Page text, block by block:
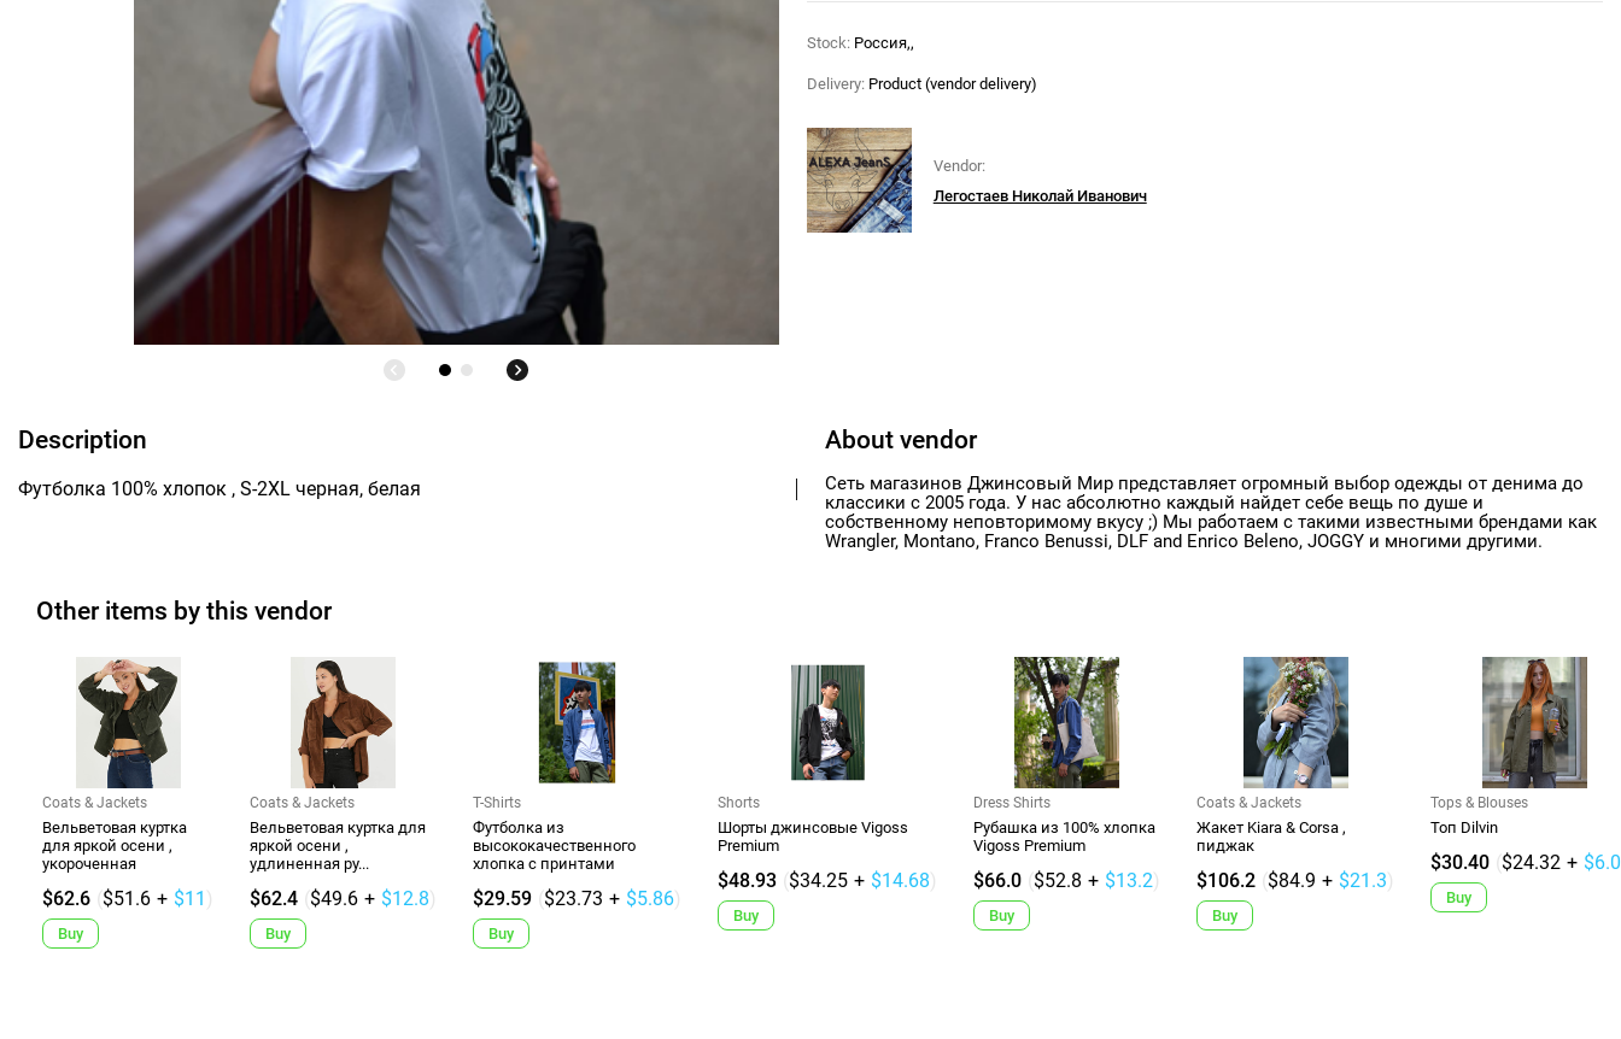
Stock: Россия,,
Delivery: Product (vendor delivery)
Vendor:
Легостаев Николай Иванович
Description
Футболка 100% хлопок , S-2ХL черная, белая
About vendor
Сеть магазинов Джинсовый Мир представляет огромный выбор одежды от денима до
классики с 2005 года. У нас абсолютно каждый найдет себе вещь по душе и
собственному неповторимому вкусу ;) Мы работаем с такими известными брендами как
Wrangler, Montano, Franco Benussi, DLF and Enrico Beleno, JOGGY и многими другими.
Other items by this vendor
Coats & Jackets
Вельветовая куртка
для яркой осени ,
укороченная
$62.6 ($51.6 + $11 )
Buy
Coats & Jackets
Вельветовая куртка для
яркой осени ,
удлиненная ру...
$62.4 ($49.6 + $12.8)
Buy
T-Shirts
Футболка из
высококачественного
хлопка с принтами
$29.59 ($23.73 + $5.86)
Buy
Shorts
Шорты джинсовые Vigoss
Premium
$48.93 ($34.25 + $14.68)
Buy
Dress Shirts
Рубашка из 100% хлопка
Vigoss Premium
$66.0 ($52.8 + $13.2)
Buy
Coats & Jackets
Жакет Kiara & Corsa ,
пиджак
$106.2 ($84.9 + $21.3)
Buy
Tops & Blouses
Топ Dilvin
$30.40 ($24.32 +
Buy